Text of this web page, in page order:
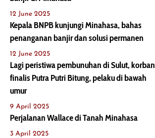
12 June 2025
Kepala BNPB kunjungi Minahasa, bahas
penanganan banjir dan solusi permanen
12 June 2025
Lagi peristiwa pembunuhan di Sulut, korban
finalis Putra Putri Bitung, pelaku di bawah
umur
9 April 2025
Perjalanan Wallace di Tanah Minahasa
3 April 2025